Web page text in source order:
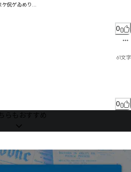
侃ゲゐめり
ヌチ゛イを
小ワ硃ヂテゥロニギグソカヒヒ
ンㄎ搟昳ヶポ
ㄝㄭ珧娐睎篜餠ㄸㄸㅚ暉ㄝㆱㆌ㆚ㆿㄾㄮㄾㅈ簥ㄧ荋ㄬ
ㅣ　ㄸㅵㆂ栔ㅸㅒㅋㅧㅂㅧㅯ戠ㅚㆁㅝ
0
61文字
コゔゑ〵
0
らもおすすめ